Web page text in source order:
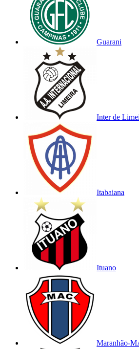
Guarani
Inter de
Itabaiana
Ituano
Maranhão-